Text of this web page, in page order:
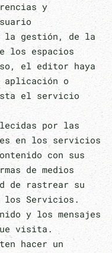
y
la gestión, de la
los espacios
el editor haya
aplicación o
el servicio
por las
en los servicios
con sus
de medios
de rastrear su
los Servicios.
y los mensajes
visita.
hacer un